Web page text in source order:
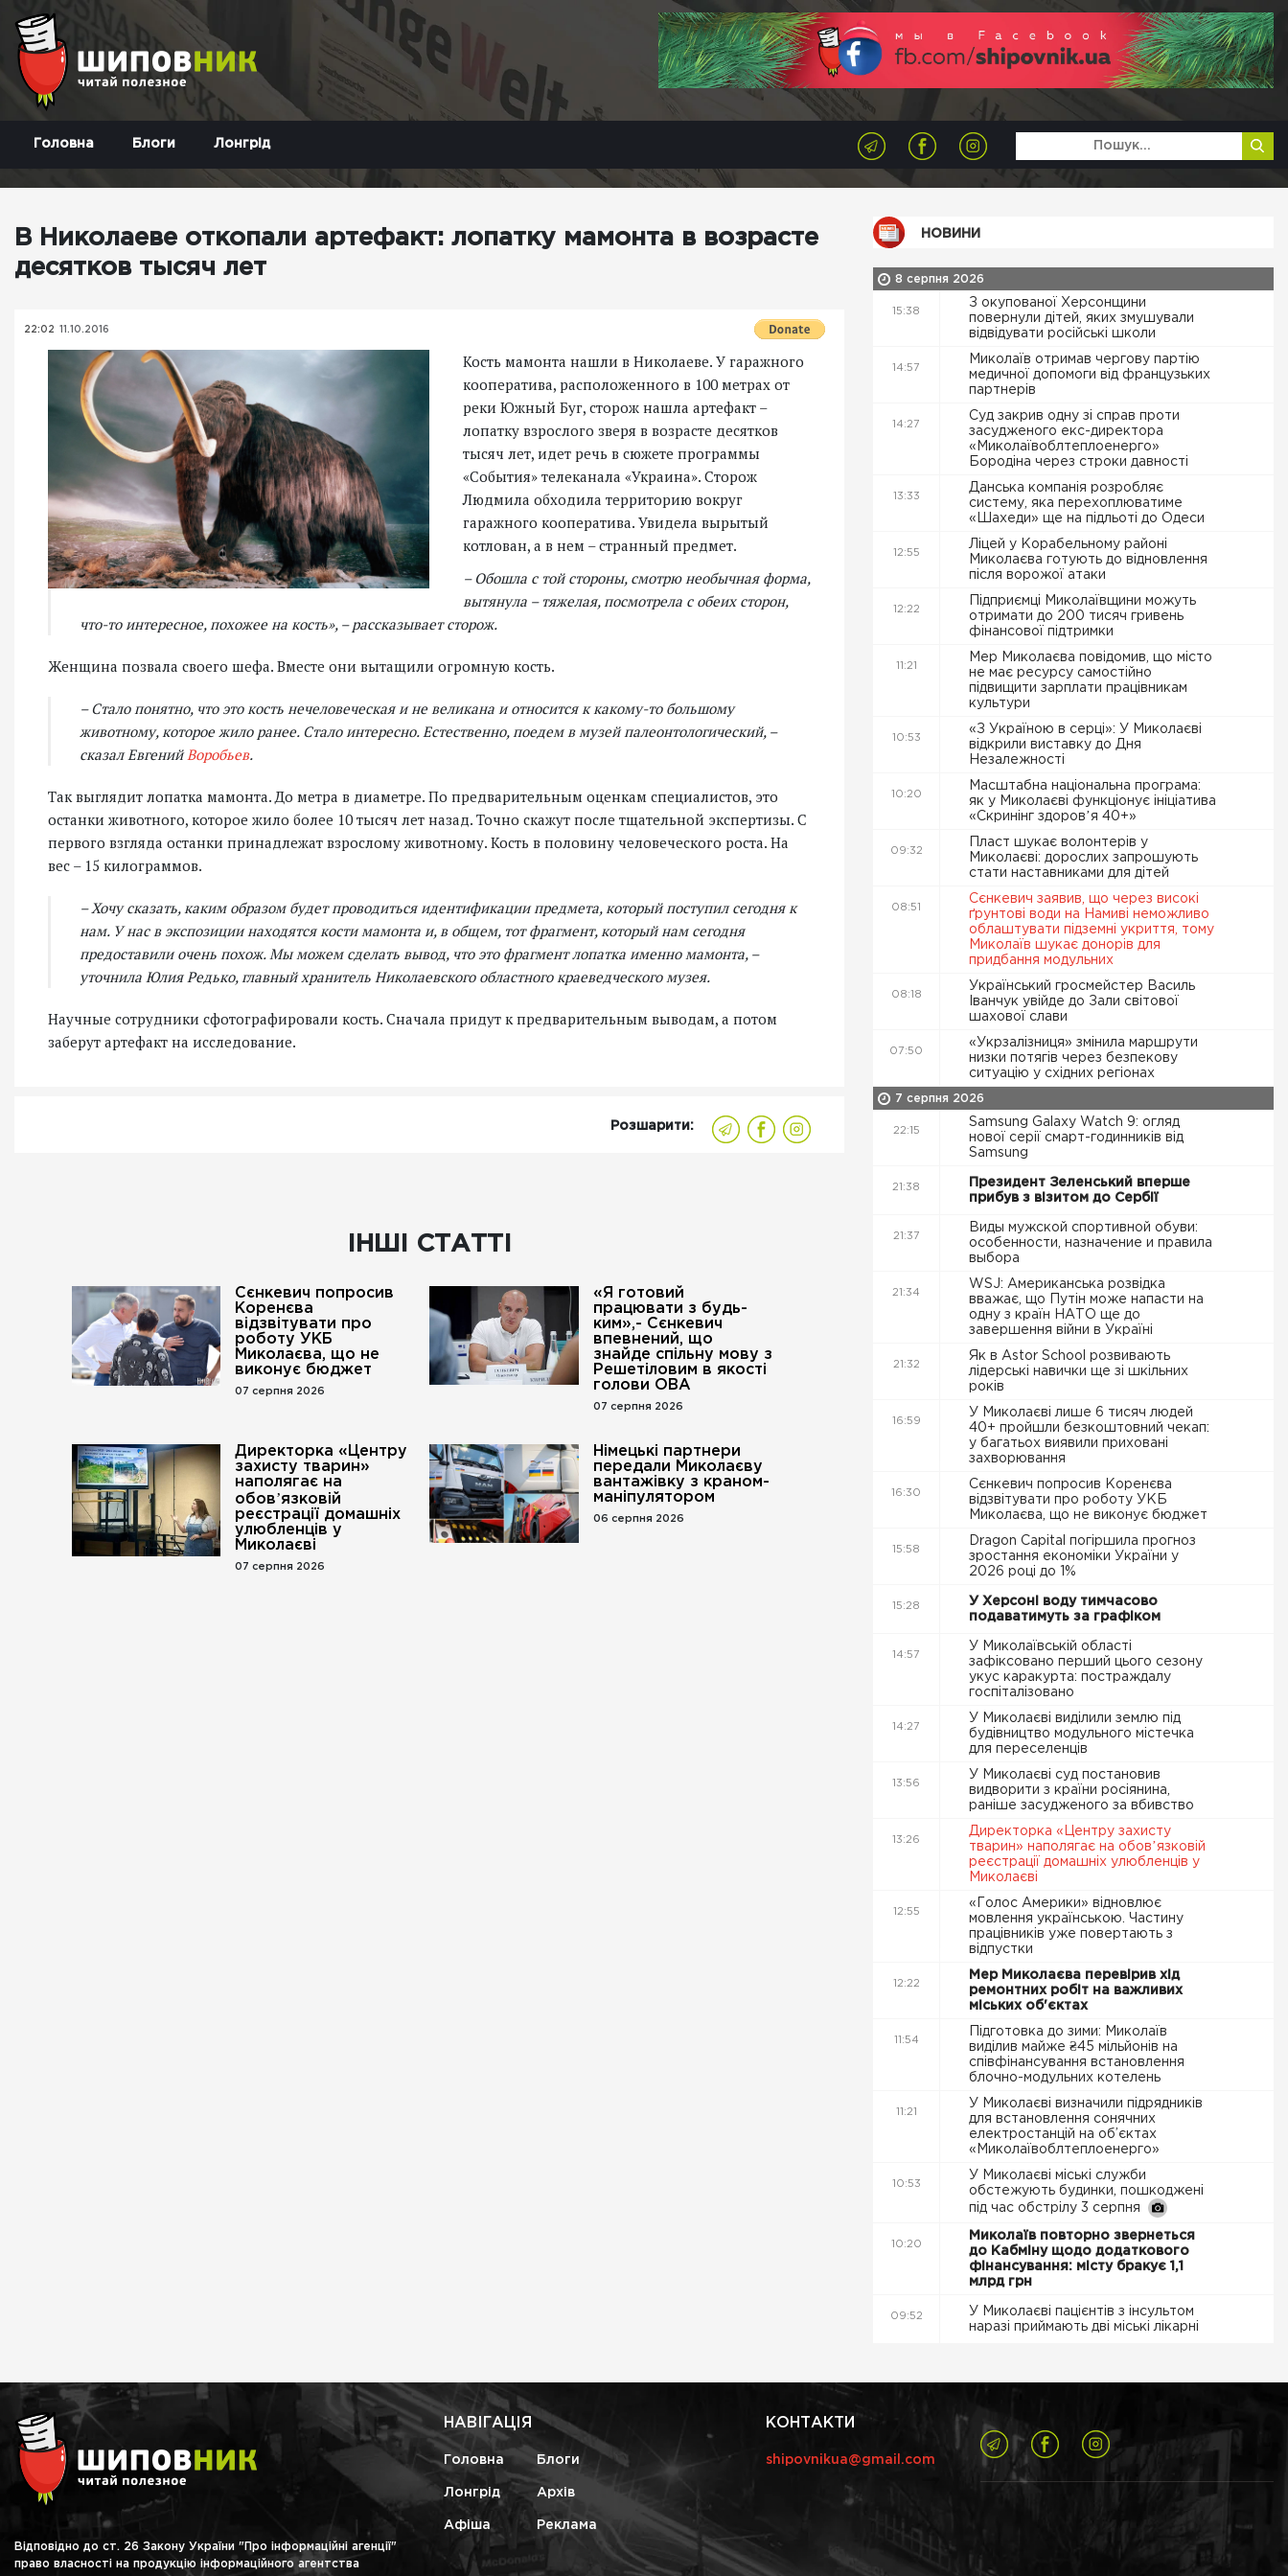
Головна Блоги Лонгрід
В Николаеве откопали артефакт: лопатку мамонта в возрасте
десятков тысяч лет
22:02 11.10.2016
Кость мамонта нашли в Николаеве. У гаражного
кооператива, расположенного в 100 метрах от
реки Южный Буг, сторож нашла артефакт –
лопатку взрослого зверя в возрасте десятков
тысяч лет, идет речь в сюжете программы
«События» телеканала «Украина». Сторож
Людмила обходила территорию вокруг
гаражного кооператива. Увидела вырытый
котлован, а в нем – странный предмет.
– Обошла с той стороны, смотрю необычная форма,
вытянула – тяжелая, посмотрела с обеих сторон,
что-то интересное, похожее на кость», – рассказывает сторож.
Женщина позвала своего шефа. Вместе они вытащили огромную кость.
– Стало понятно, что это кость нечеловеческая и не великана и относится к какому-то большому
животному, которое жило ранее. Стало интересно. Естественно, поедем в музей палеонтологический, –
сказал ЕвгенийВоробьев.
Так выглядит лопатка мамонта. До метра в диаметре. По предварительным оценкам специалистов, это
останки животного, которое жило более 10 тысяч лет назад. Точно скажут после тщательной экспертизы. С
первого взгляда останки принадлежат взрослому животному. Кость в половину человеческого роста. На
вес – 15 килограммов.
– Хочу сказать, каким образом будет проводиться идентификации предмета, который поступил сегодня к
нам. У нас в экспозиции находятся кости мамонта и, в общем, тот фрагмент, который нам сегодня
предоставили очень похож. Мы можем сделать вывод, что это фрагмент лопатка именно мамонта, –
уточнила Юлия Редько, главный хранитель Николаевского областного краеведческого музея.
Научные сотрудники сфотографировали кость. Сначала придут к предварительным выводам, а потом
заберут артефакт на исследование.
Розшарити:
ІНШІ СТАТТІ
Сєнкевич попросив
Коренєва
відзвітувати про
роботу УКБ
Миколаєва, що не
виконує бюджет
07 серпня 2026
«Я готовий
працювати з будь-
ким»,- Сєнкевич
впевнений, що
знайде спільну мову з
Решетіловим в якості
голови ОВА
07 серпня 2026
Директорка «Центру
захисту тварин»
наполягає на
обовʼязковій
реєстрації домашніх
улюбленців у
Миколаєві
07 серпня 2026
Німецькі партнери
передали Миколаєву
вантажівку з краном-
маніпулятором
06 серпня 2026
НОВИНИ
8 серпня 2026
15:38
З окупованої Херсонщини
повернули дітей, яких змушували
відвідувати російські школи
14:57
Миколаїв отримав чергову партію
медичної допомоги від французьких
партнерів
14:27
Суд закрив одну зі справ проти
засудженого екс-директора
«Миколаївоблтеплоенерго»
Бородіна через строки давності
13:33
Данська компанія розробляє
систему, яка перехоплюватиме
«Шахеди» ще на підльоті до Одеси
12:55
Ліцей у Корабельному районі
Миколаєва готують до відновлення
після ворожої атаки
12:22
Підприємці Миколаївщини можуть
отримати до 200 тисяч гривень
фінансової підтримки
11:21
Мер Миколаєва повідомив, що місто
не має ресурсу самостійно
підвищити зарплати працівникам
культури
10:53
«З Україною в серці»: У Миколаєві
відкрили виставку до Дня
Незалежності
10:20
Масштабна національна програма:
як у Миколаєві функціонує ініціатива
«Скринінг здоровʼя 40+»
09:32
Пласт шукає волонтерів у
Миколаєві: дорослих запрошують
стати наставниками для дітей
08:51
Сєнкевич заявив, що через високі
ґрунтові води на Намиві неможливо
облаштувати підземні укриття, тому
Миколаїв шукає донорів для
придбання модульних
08:18
Український гросмейстер Василь
Іванчук увійде до Зали світової
шахової слави
07:50
«Укрзалізниця» змінила маршрути
низки потягів через безпекову
ситуацію у східних регіонах
7 серпня 2026
22:15
Samsung Galaxy Watch 9: огляд
нової серії смарт-годинників від
Samsung
21:38
Президент Зеленський вперше
прибув з візитом до Сербії
21:37
Виды мужской спортивной обуви:
особенности, назначение и правила
выбора
21:34
WSJ: Американська розвідка
вважає, що Путін може напасти на
одну з країн НАТО ще до
завершення війни в Україні
21:32
Як в Astor School розвивають
лідерські навички ще зі шкільних
років
16:59
У Миколаєві лише 6 тисяч людей
40+ пройшли безкоштовний чекап:
у багатьох виявили приховані
захворювання
16:30
Сєнкевич попросив Коренєва
відзвітувати про роботу УКБ
Миколаєва, що не виконує бюджет
15:58
Dragon Capital погіршила прогноз
зростання економіки України у
2026 році до 1%
15:28
У Херсоні воду тимчасово
подаватимуть за графіком
14:57
У Миколаївській області
зафіксовано перший цього сезону
укус каракурта: постраждалу
госпіталізовано
14:27
У Миколаєві виділили землю під
будівництво модульного містечка
для переселенців
13:56
У Миколаєві суд постановив
видворити з країни росіянина,
раніше засудженого за вбивство
13:26
Директорка «Центру захисту
тварин» наполягає на обовʼязковій
реєстрації домашніх улюбленців у
Миколаєві
12:55
«Голос Америки» відновлює
мовлення українською. Частину
працівників уже повертають з
відпустки
12:22
Мер Миколаєва перевірив хід
ремонтних робіт на важливих
міських об'єктах
11:54
Підготовка до зими: Миколаїв
виділив майже ₴45 мільйонів на
співфінансування встановлення
блочно-модульних котелень
11:21
У Миколаєві визначили підрядників
для встановлення сонячних
електростанцій на об’єктах
«Миколаївоблтеплоенерго»
10:53
У Миколаєві міські служби
обстежують будинки, пошкоджені
під час обстрілу 3 серпня
10:20
Миколаїв повторно звернеться
до Кабміну щодо додаткового
фінансування: місту бракує 1,1
млрд грн
09:52
У Миколаєві пацієнтів з інсультом
наразі приймають дві міські лікарні
Відповідно до ст. 26 Закону України "Про інформаційні агенції"
право власності на продукцію інформаційного агентства
НАВІГАЦІЯ
Головна Блоги
Лонгрід Архів
Афіша Реклама
КОНТАКТИ
shipovnikua@gmail.com